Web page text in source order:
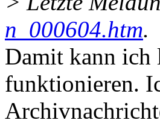
n_000604.htm.
Damit kann ich
funktionieren.